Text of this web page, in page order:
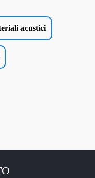
acustici